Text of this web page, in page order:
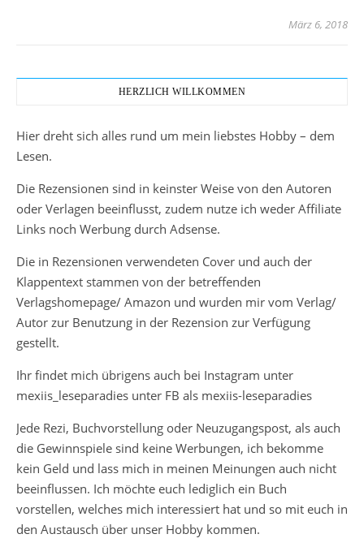
März 6, 2018
HERZLICH WILLKOMMEN
Hier dreht sich alles rund um mein liebstes Hobby – dem
Lesen.
Die Rezensionen sind in keinster Weise von den Autoren
oder Verlagen beeinflusst, zudem nutze ich weder Affiliate
Links noch Werbung durch Adsense.
Die in Rezensionen verwendeten Cover und auch der
Klappentext stammen von der betreffenden
Verlagshomepage/ Amazon und wurden mir vom Verlag/
Autor zur Benutzung in der Rezension zur Verfügung
gestellt.
Ihr findet mich übrigens auch bei Instagram unter
mexiis_leseparadies unter FB als mexiis-leseparadies
Jede Rezi, Buchvorstellung oder Neuzugangspost, als auch
die Gewinnspiele sind keine Werbungen, ich bekomme
kein Geld und lass mich in meinen Meinungen auch nicht
beeinflussen. Ich möchte euch lediglich ein Buch
vorstellen, welches mich interessiert hat und so mit euch in
den Austausch über unser Hobby kommen.